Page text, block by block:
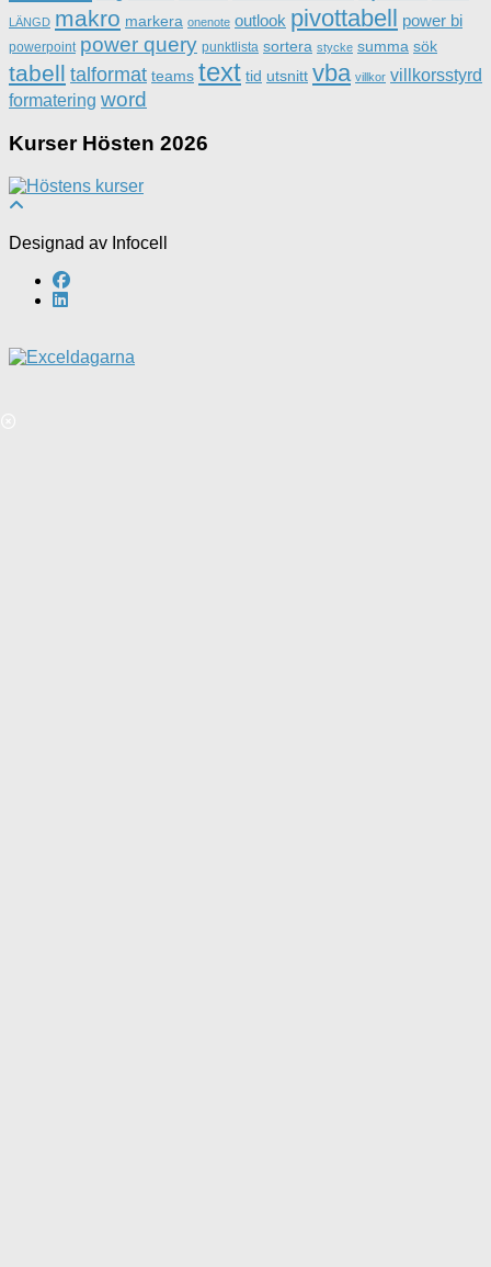
LÄNGD makro markera onenote outlook pivottabell power bi
powerpoint power query punktlista sortera stycke summa sök
tabell talformat teams text tid utsnitt vba villkor villkorsstyrd
formatering word
Kurser Hösten 2026
Designad av Infocell